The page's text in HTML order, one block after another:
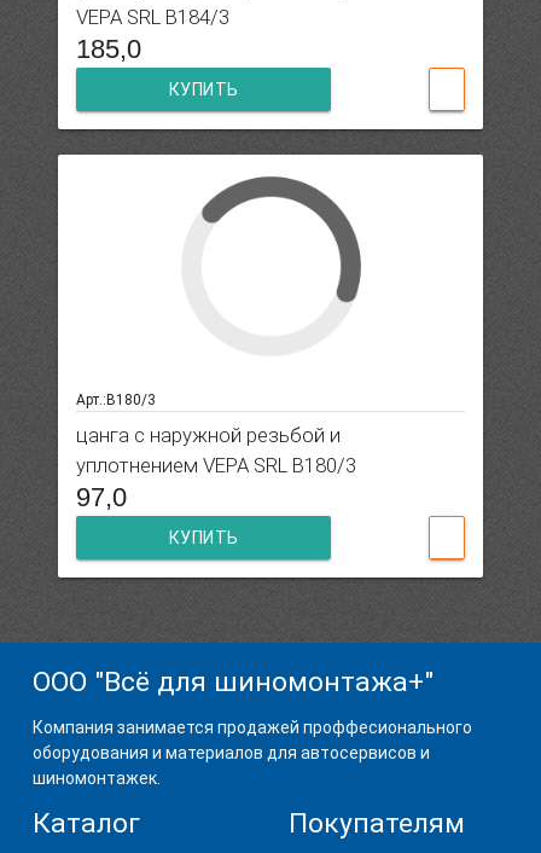
VEPA SRL B184/3
185,0
КУПИТЬ
Арт.:B180/3
цанга с наружной резьбой и
уплотнением VEPA SRL B180/3
97,0
КУПИТЬ
ООО "Всё для шиномонтажа+"
Компания занимается продажей проффесионального
оборудования и материалов для автосервисов и
шиномонтажек.
Каталог Покупателям